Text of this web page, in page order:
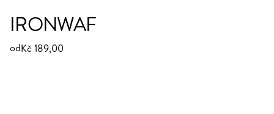
IRONWAF
odKč 189,00